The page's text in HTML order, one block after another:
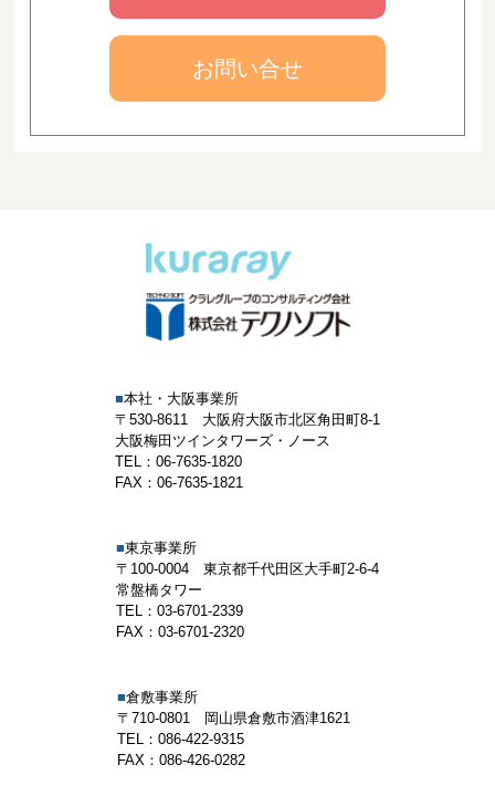
お問い合せ
■本社・大阪事業所
〒530-8611 大阪府大阪市北区角田町8-1
大阪梅田ツインタワーズ・ノース
TEL：06-7635-1820
FAX：06-7635-1821
■東京事業所
〒100-0004 東京都千代田区大手町2-6-4
常盤橋タワー
TEL：03-6701-2339
FAX：03-6701-2320
■倉敷事業所
〒710-0801 岡山県倉敷市酒津1621
TEL：086-422-9315
FAX：086-426-0282